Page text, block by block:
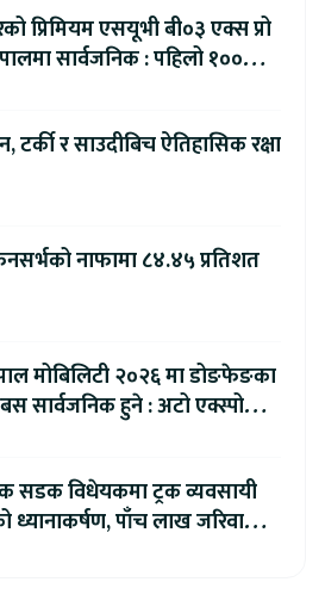
प्रिमियम एसयूभी बी०३ एक्स प्रो
सार्वजनिक : पहिलो १००
टर्की र साउदीबिच ऐतिहासिक रक्षा
नाफामा ८४.४५ प्रतिशत
मोबिलिटी २०२६ मा डोङफेङका
सार्वजनिक हुने : अटो एक्स्पोमा
सडक विधेयकमा ट्रक व्यवसायी
ध्यानाकर्षण, पाँच लाख जरिवाना